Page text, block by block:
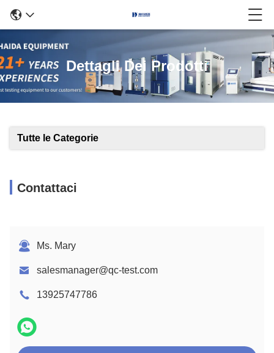
Dettagli Dei Prodotti
Tutte le Categorie
Contattaci
Ms. Mary
salesmanager@qc-test.com
13925747786